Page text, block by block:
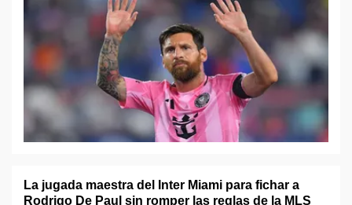
La jugada maestra del Inter Miami para fichar a
Rodrigo De Paul sin romper las reglas de la MLS